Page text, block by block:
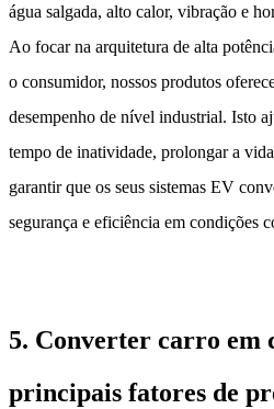
água salgada, alto calor, vibração e
Ao focar na arquitetura de alta
o consumidor, nossos produtos
desempenho de nível industrial. Isto
tempo de inatividade, prolongar a
garantir que os seus sistemas EV
segurança e eficiência em condições
5. Converter carro em
principais fatores de